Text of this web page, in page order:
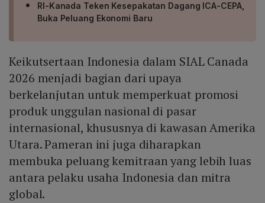
RI-Kanada Teken Kesepakatan Dagang ICA-CEPA,
Buka Peluang Ekonomi Baru
Keikutsertaan Indonesia dalam SIAL Canada
2026 menjadi bagian dari upaya
berkelanjutan untuk memperkuat promosi
produk unggulan nasional di pasar
internasional, khususnya di kawasan Amerika
Utara. Pameran ini juga diharapkan
membuka peluang kemitraan yang lebih luas
antara pelaku usaha Indonesia dan mitra
global.